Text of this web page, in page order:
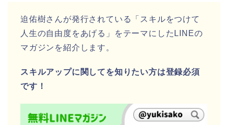
迫佑樹さんが発行されている「スキルをつけて
人生の自由度をあげる」をテーマにしたLINEの
マガジンを紹介します。
スキルアップに関してを知りたい方は登録必須
です！